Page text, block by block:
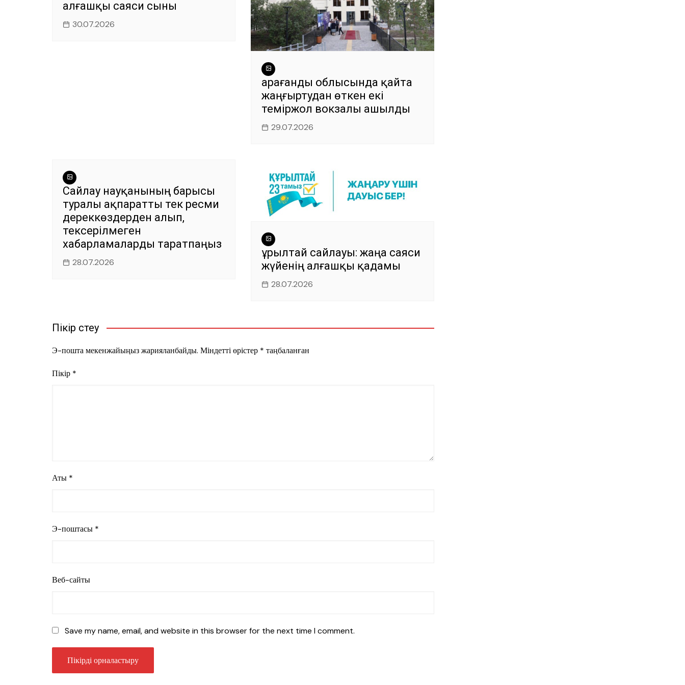
алғашқы саяси сыны
30.07.2026
Қарағанды облысында қайта
жаңғыртудан өткен екі
теміржол вокзалы ашылды
29.07.2026
Сайлау науқанының барысы
туралы ақпаратты тек ресми
дереккөздерден алып,
тексерілмеген
хабарламаларды таратпаңыз
28.07.2026
Құрылтай сайлауы: жаңа саяси
жүйенің алғашқы қадамы
28.07.2026
Пікір үстеу
Э-пошта мекенжайыңыз жарияланбайды. Міндетті өрістер * таңбаланған
Пікір *
Аты *
Э-поштасы *
Веб-сайты
Save my name, email, and website in this browser for the next time I comment.